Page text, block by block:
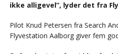
ikke alligevel”, lyder det fra
Pilot Knud Petersen fra Search
Flyvestation Aalborg giver fem